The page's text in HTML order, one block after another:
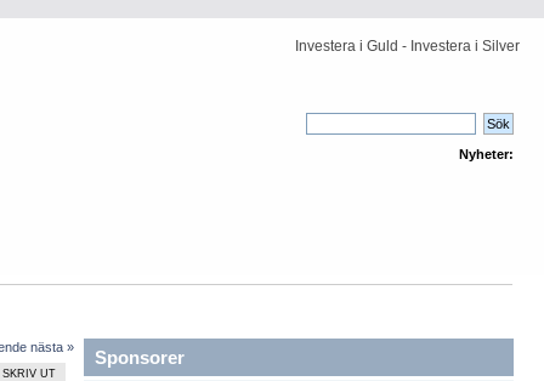
Investera i Guld - Investera i Silver
Nyheter:
nästa »
SKRIV UT
Sponsorer